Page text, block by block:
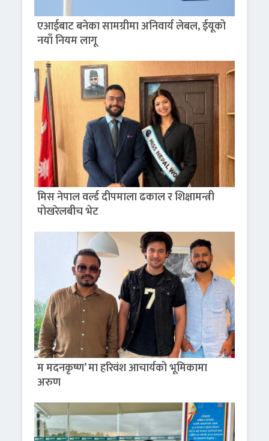
एआईबाट बनेका सामग्रीमा अनिवार्य लेबल, ईयूको
नयाँ नियम लागू
मिस नेपाल वर्ल्ड दीपमाला ढकाल र शिक्षामन्त्री
पोखरेलबीच भेट
म मदनकृष्ण’ मा हरिवंश आचार्यको भूमिकामा
अरुण